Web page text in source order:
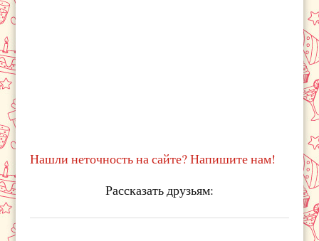
Нашли неточность на сайте? Напишите нам!
Рассказать друзьям: